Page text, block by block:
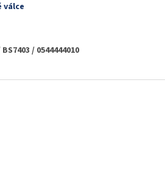
válce
BS7403 / 0544444010